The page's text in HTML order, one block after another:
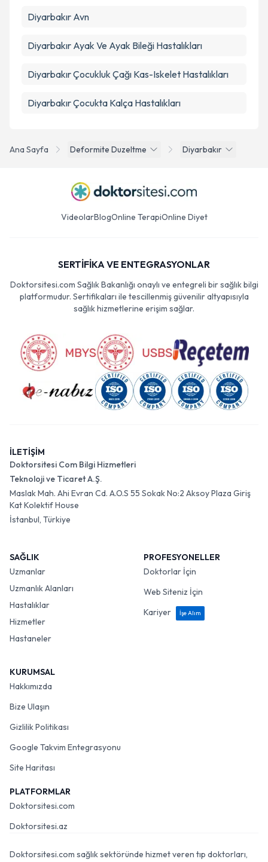
Ana Sayfa Deformite Duzeltme Diyarbakır
Diyarbakır Avn
Diyarbakır Ayak Ve Ayak Bileği Hastalıkları
Diyarbakır Çocukluk Çağı Kas-Iskelet Hastalıkları
Diyarbakır Çocukta Kalça Hastalıkları
VideolarBlogOnline TerapiOnline Diyet
SERTİFİKA VE ENTEGRASYONLAR
Doktorsitesi.com Sağlık Bakanlığı onaylı ve entegreli bir sağlık bilgi
platformudur. Sertifikaları ile tescillenmiş güvenilir altyapısıyla
sağlık hizmetlerine erişim sağlar.
İLETİŞİM
Doktorsitesi Com Bilgi Hizmetleri
Teknoloji ve Ticaret A.Ş.
Maslak Mah. Ahi Evran Cd. A.O.S 55 Sokak No:2 Aksoy Plaza Giriş
Kat Kolektif House
İstanbul, Türkiye
SAĞLIK
Uzmanlar
Uzmanlık Alanları
Hastalıklar
Hizmetler
Hastaneler
PROFESYONELLER
Doktorlar İçin
Web Siteniz İçin
Kariyer
İşe Alım
KURUMSAL
Hakkımızda
Bize Ulaşın
Gizlilik Politikası
Google Takvim Entegrasyonu
Site Haritası
PLATFORMLAR
Doktorsitesi.com
Doktorsitesi.az
Doktorsitesi.com sağlık sektöründe hizmet veren tıp doktorları,